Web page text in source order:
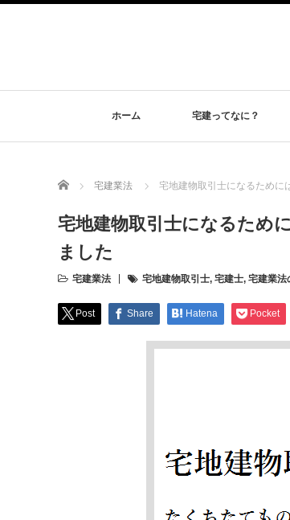
ホーム 宅建ってなに？
Home 宅建業法 宅地建物取引士になるために
宅地建物取引士になるため
ました
宅建業法 宅地建物取引士, 宅建士, 宅建業法
Post Share Hatena Pocket